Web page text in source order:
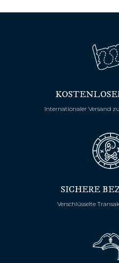
Internationaler Versand
SICHERE
Verschlüsselte